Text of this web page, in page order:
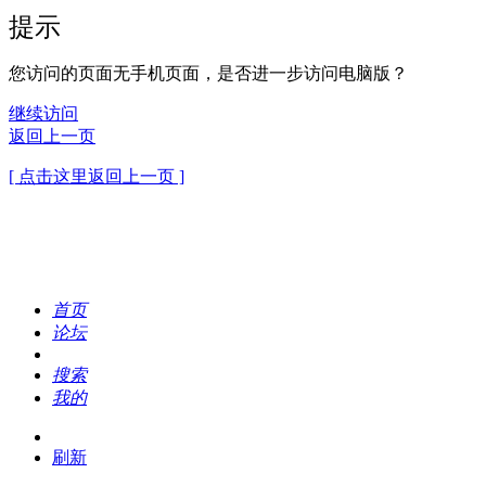
提示
您访问的页面无手机页面，是否进一步访问电脑版？
继续访问
返回上一页
[ 点击这里返回上一页 ]
首页
论坛
搜索
我的
刷新